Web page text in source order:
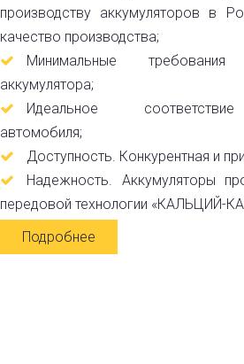
производству аккумуляторов в
качество производства;
Минимальные
аккумулятора;
Идеальное
автомобиля;
Доступность. Конкурентная и
Надежность. Аккумуляторы
передовой технологии «КАЛЬЦИЙ-
Подробнее